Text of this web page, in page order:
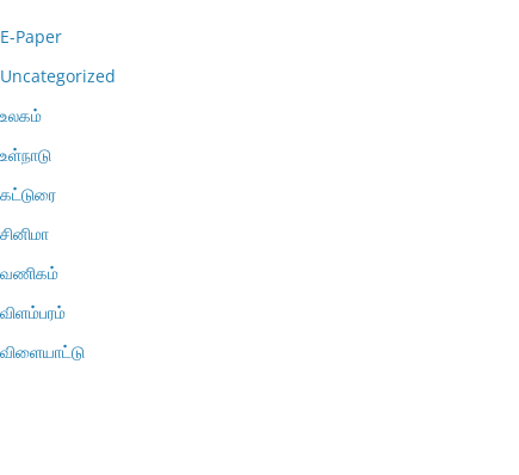
E-Paper
Uncategorized
உலகம்
உள்நாடு
கட்டுரை
சினிமா
வணிகம்
விளம்பரம்
விளையாட்டு